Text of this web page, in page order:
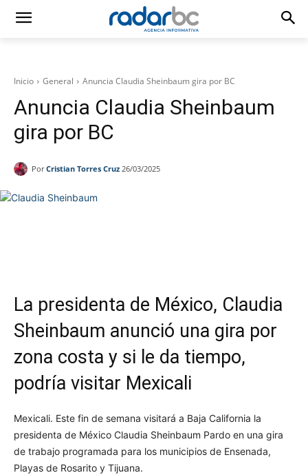
Inicio General Anuncia Claudia Sheinbaum gira por BC
Anuncia Claudia Sheinbaum
gira por BC
Por Cristian Torres Cruz 26/03/2025
La presidenta de México, Claudia
Sheinbaum anunció una gira por
zona costa y si le da tiempo,
podría visitar Mexicali
Mexicali. Este fin de semana visitará a Baja California la
presidenta de México Claudia Sheinbaum Pardo en una gira
de trabajo programada para los municipios de Ensenada,
Playas de Rosarito y Tijuana.